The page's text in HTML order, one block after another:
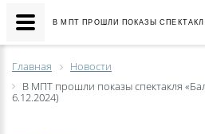
Главная
Новости
В МПТ прошли показы спектакля
6.12.2024)
В МПТ ПРОШЛИ ПОКАЗЫ